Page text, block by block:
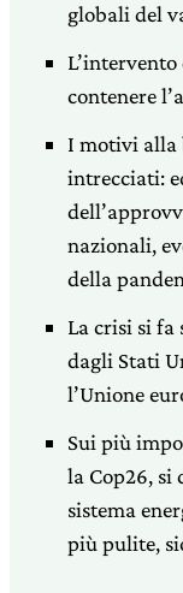
globali del
contenere
I motivi alla
intrecciati:
nazionali,
della
La crisi si
dagli Stati
l’Unione
Sui più
la Cop26, si
sistema
più pulite,